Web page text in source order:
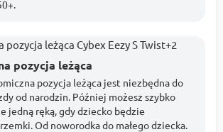
pozycja leżąca
pozycja leżąca jest niezbędna do
od narodzin. Później możesz szybko
jedną ręką, gdy dziecko będzie
Od noworodka do małego dziecka.